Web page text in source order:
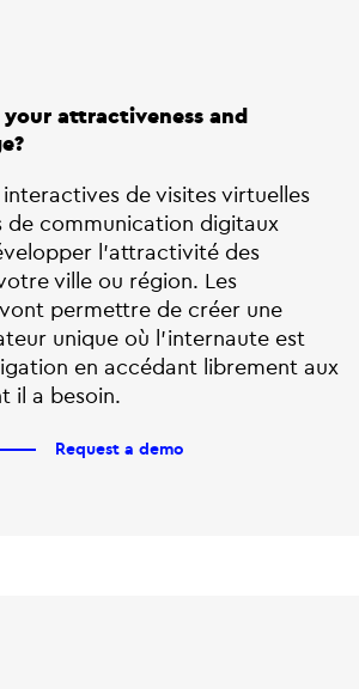
attractiveness and
de visites virtuelles
de communication digitaux
l’attractivité des
ville ou région. Les
permettre de créer une
unique où l’internaute est
en accédant librement aux
il a besoin.
Request a demo